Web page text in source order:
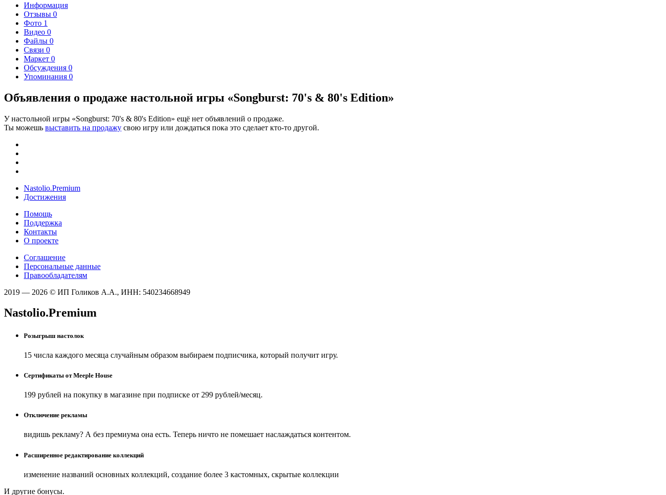
Информация
Отзывы 0
Фото 1
Видео 0
Файлы 0
Связи 0
Маркет 0
Обсуждения 0
Упоминания 0
Объявления о продаже настольной игры «Songburst: 70's & 80's Edition»
У настольной игры «Songburst: 70's & 80's Edition» ещё нет объявлений о продаже.
Ты можешь выставить на продажу свою игру или дождаться пока это сделает кто-то другой.
Nastolio.Premium
Достижения
Помощь
Поддержка
Контакты
О проекте
Соглашение
Персональные данные
Правообладателям
2019 — 2026 © ИП Голиков А.А., ИНН: 540234668949
Nastolio.Premium
Розыгрыш настолок
15 числа каждого месяца случайным образом выбираем подписчика, который получит игру.
Сертификаты от Meeple House
199 рублей на покупку в магазине при подписке от 299 рублей/месяц.
Отключение рекламы
видишь рекламу? А без премиума она есть. Теперь ничто не помешает наслаждаться контентом.
Расширенное редактирование коллекций
изменение названий основных коллекций, создание более 3 кастомных, скрытые коллекции
И другие бонусы.